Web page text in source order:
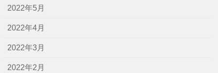
2022年5月
2022年4月
2022年3月
2022年2月